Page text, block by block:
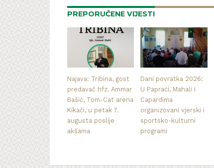
PREPORUČENE VIJESTI
Najava: Tribina, gost
predavač hfz. Ammar
Bašić, Tom-Cat arena
Kikači, u petak 7.
augusta poslije
akšama
Dani povratka 2026:
U Papraći, Mahali i
Capardima
organizovani vjerski i
sportsko-kulturni
programi